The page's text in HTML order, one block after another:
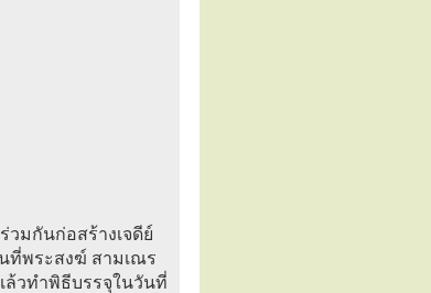
วมกันก่อสร้างเจดีย์
ที่พระสงฆ์ สามเณร
วทำพิธีบรรจุในวันที่